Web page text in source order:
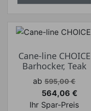
Cane-line CHOICE
Barhocker, Teak
Verkaufspreis
ab 595,00 €
Preis
564,06 €
Ihr Spar-Preis